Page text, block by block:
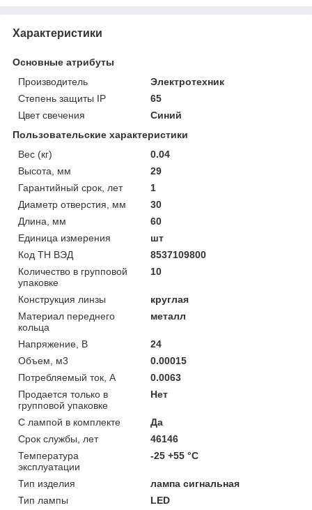
Характеристики
Основные атрибуты
Производитель
Электротехник
Степень защиты IP
65
Цвет свечения
Синий
Пользовательские характеристики
Вес (кг)
0.04
Высота, мм
29
Гарантийный срок, лет
1
Диаметр отверстия, мм
30
Длина, мм
60
Единица измерения
шт
Код ТН ВЭД
8537109800
Количество в групповой
упаковке
10
Конструкция линзы
круглая
Материал переднего
кольца
металл
Напряжение, В
24
Объем, м3
0.00015
Потребляемый ток, А
0.0063
Продается только в
групповой упаковке
Нет
С лампой в комплекте
Да
Срок службы, лет
46146
Температура
эксплуатации
-25 +55 °C
Тип изделия
лампа сигнальная
Тип лампы
LED